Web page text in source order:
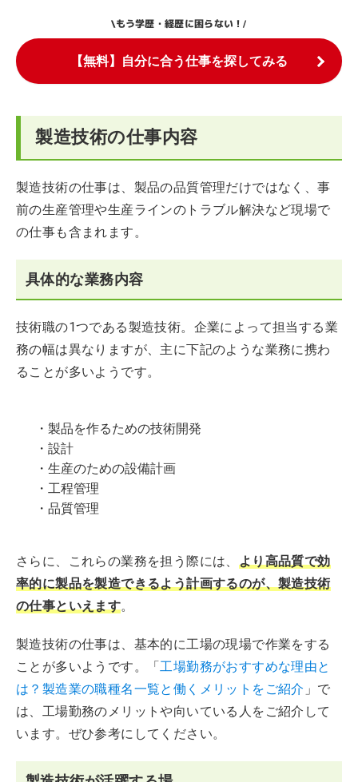
\もう学歴・経歴に困らない！/
【無料】自分に合う仕事を探してみる
製造技術の仕事内容
製造技術の仕事は、製品の品質管理だけではなく、事
前の生産管理や生産ラインのトラブル解決など現場で
の仕事も含まれます。
具体的な業務内容
技術職の1つである製造技術。企業によって担当する業
務の幅は異なりますが、主に下記のような業務に携わ
ることが多いようです。
・製品を作るための技術開発
・設計
・生産のための設備計画
・工程管理
・品質管理
さらに、これらの業務を担う際には、 より高品質で効
率的に製品を製造できるよう計画するのが、製造技術
の仕事といえます。
製造技術の仕事は、基本的に工場の現場で作業をする
ことが多いようです。「工場勤務がおすすめな理由と
は？製造業の職種名一覧と働くメリットをご紹介 」で
は、工場勤務のメリットや向いている人をご紹介して
います。ぜひ参考にしてください。